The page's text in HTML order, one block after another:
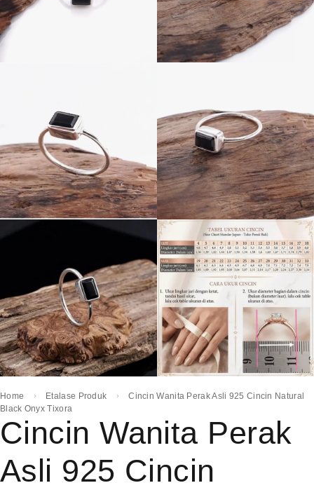
Home Etalase Produk
Cincin Wanita Perak Asli 925 Cincin Natural
Black Onyx Tixora
Cincin Wanita Perak
Asli 925 Cincin